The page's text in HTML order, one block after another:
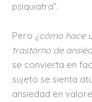
psiquiatra”.
Pero ¿cómo hace
trastorno de
se convierta en
sujeto se sienta
ansiedad en